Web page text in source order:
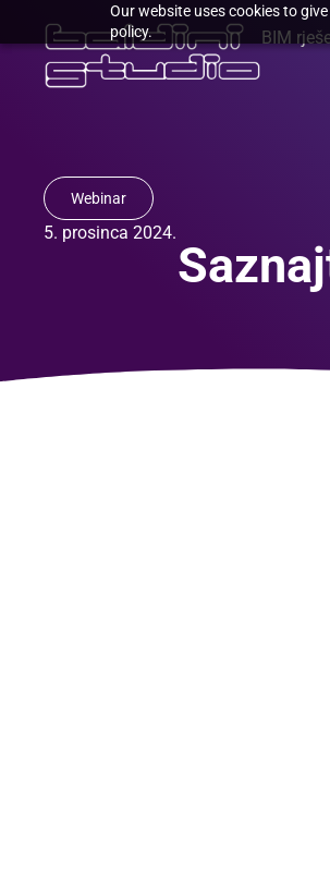
Our website uses cookies to
policy.
BIM
Webinar
5. prosinca 2024.